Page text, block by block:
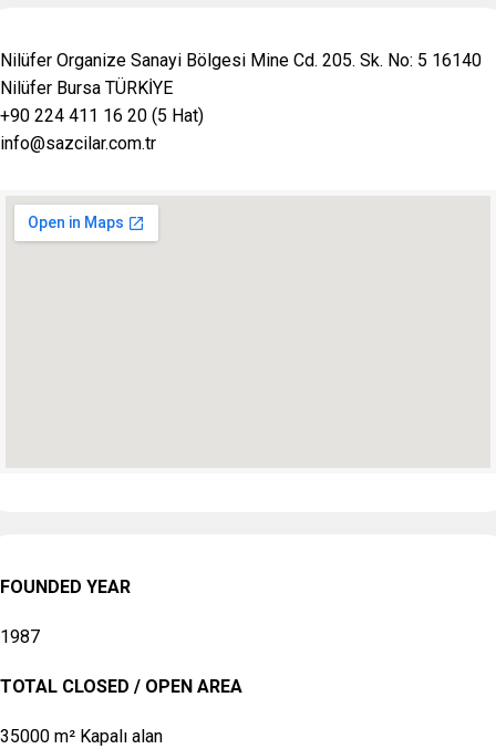
Nilüfer Organize Sanayi Bölgesi Mine Cd. 205. Sk. No: 5 16140
Nilüfer Bursa TÜRKİYE
+90 224 411 16 20 (5 Hat)
info@sazcilar.com.tr
FOUNDED YEAR
1987
TOTAL CLOSED / OPEN AREA
35000 m² Kapalı alan